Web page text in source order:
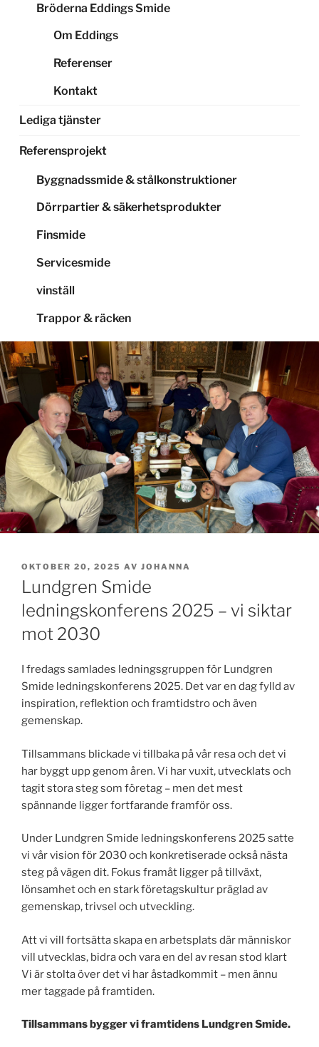
Bröderna Eddings Smide
Om Eddings
Referenser
Kontakt
Lediga tjänster
Referensprojekt
Byggnadssmide & stålkonstruktioner
Dörrpartier & säkerhetsprodukter
Finsmide
Servicesmide
vinställ
Trappor & räcken
PUBLICERAT
OKTOBER 20, 2025 AV JOHANNA
Lundgren Smide
ledningskonferens 2025 – vi siktar
mot 2030
I fredags samlades ledningsgruppen för Lundgren
Smide ledningskonferens 2025. Det var en dag fylld av
inspiration, reflektion och framtidstro och även
gemenskap.
Tillsammans blickade vi tillbaka på vår resa och det vi
har byggt upp genom åren. Vi har vuxit, utvecklats och
tagit stora steg som företag – men det mest
spännande ligger fortfarande framför oss.
Under Lundgren Smide ledningskonferens 2025 satte
vi vår vision för 2030 och konkretiserade också nästa
steg på vägen dit. Fokus framåt ligger på tillväxt,
lönsamhet och en stark företagskultur präglad av
gemenskap, trivsel och utveckling.
Att vi vill fortsätta skapa en arbetsplats där människor
vill utvecklas, bidra och vara en del av resan stod klart
Vi är stolta över det vi har åstadkommit – men ännu
mer taggade på framtiden.
Tillsammans bygger vi framtidens Lundgren Smide.